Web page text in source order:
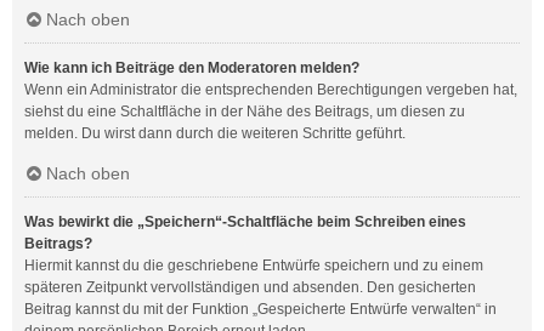
Nach oben
Wie kann ich Beiträge den Moderatoren melden?
Wenn ein Administrator die entsprechenden Berechtigungen vergeben hat,
siehst du eine Schaltfläche in der Nähe des Beitrags, um diesen zu
melden. Du wirst dann durch die weiteren Schritte geführt.
Nach oben
Was bewirkt die „Speichern“-Schaltfläche beim Schreiben eines
Beitrags?
Hiermit kannst du die geschriebene Entwürfe speichern und zu einem
späteren Zeitpunkt vervollständigen und absenden. Den gesicherten
Beitrag kannst du mit der Funktion „Gespeicherte Entwürfe verwalten“ in